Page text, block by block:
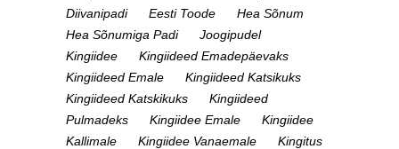
Diivanipadi
Eesti Toode
Hea Sõnum
Hea Sõnumiga Padi
Joogipudel
Kingiidee
Kingiideed Emadepäevaks
Kingiideed Emale
Kingiideed Katsikuks
Kingiideed Katskikuks
Kingiideed
Pulmadeks
Kingiidee Emale
Kingiidee
Kallimale
Kingiidee Vanaemale
Kingitus